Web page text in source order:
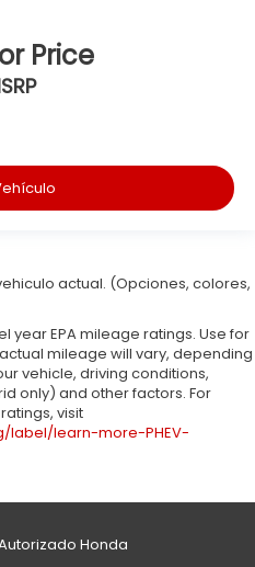
Price
actual. (Opciones, colores,
year EPA mileage ratings. Use for
mileage will vary, depending
vehicle, driving conditions,
only) and other factors. For
visit
label/learn-more-PHEV-
Honda